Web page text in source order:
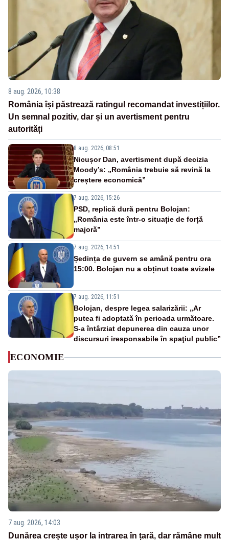
8 aug. 2026, 10:38
România își păstrează ratingul recomandat investițiilor.
Un semnal pozitiv, dar și un avertisment pentru
autorități
8 aug. 2026, 08:51
Nicușor Dan, avertisment după decizia
Moody’s: „România trebuie să revină la
creștere economică”
7 aug. 2026, 15:26
PSD, replică dură pentru Bolojan:
„România este într-o situație de forță
majoră”
7 aug. 2026, 14:51
Ședința de guvern se amână pentru ora
15:00. Bolojan nu a obținut toate avizele
7 aug. 2026, 11:51
Bolojan, despre legea salarizării: „Ar
putea fi adoptată în perioada următoare.
S-a întârziat depunerea din cauza unor
discursuri iresponsabile în spaţiul public”
ECONOMIE
7 aug. 2026, 14:03
Dunărea crește ușor la intrarea în țară, dar rămâne mult